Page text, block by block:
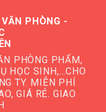
PHÒNG -
PHÒNG PHẨM,
HỌC SINH,…CHO
TY. MIỄN PHÍ
GIÁ RẺ. GIAO